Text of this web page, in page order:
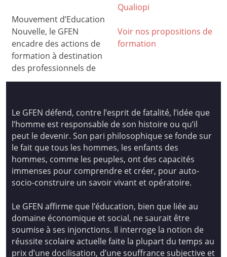
Mouvement d’Education
Nouvelle, le GFEN
encadre des actions de
formation à destination
des professionnels de
Qualiopi
Voir nos propositions de
formation
Le GFEN défend, contre l’esprit de fatalité, l’idée que
l’homme est responsable de son histoire ou qu’il
peut le devenir. Son pari philosophique se fonde sur
le fait que tous les hommes, les enfants des
hommes, comme les peuples, ont des capacités
immenses pour comprendre et créer, pour auto-
socio-construire un savoir vivant et opératoire.
Le GFEN affirme que l’éducation, bien que liée au
domaine économique et social, ne saurait être
soumise à ses injonctions. Il interroge la notion de
réussite scolaire actuelle faite la plupart du temps au
prix d’une docilisation, d’une souffrance subjective et